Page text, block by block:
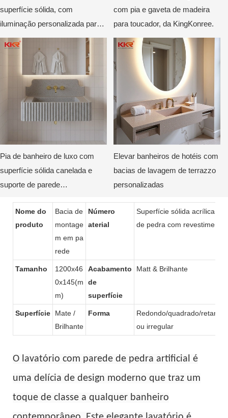
superfície sólida, com
iluminação personalizada para
banheiros de hotéis e vilas.
com pia e gaveta de madeira
para toucador, da KingKonree.
Pia de banheiro de luxo com
superfície sólida canelada e
suporte de parede
fundo curvo da KKR
Elevar banheiros de hotéis com
bacias de lavagem de terrazzo
personalizadas
Nome do
produto
Bacia de
montage
m em pa
rede
Número
aterial
Superfície sólida acrílica /
de pedra com revestimento
Tamanho
1200x46
0x145(m
m)
Acabamento
de
superfície
Matt & Brilhante
Superfície
Mate /
Brilhante
Forma
Redondo/quadrado/
ou irregular
O lavatório com parede de pedra artificial é
uma delícia de design moderno que traz um
toque de classe a qualquer banheiro